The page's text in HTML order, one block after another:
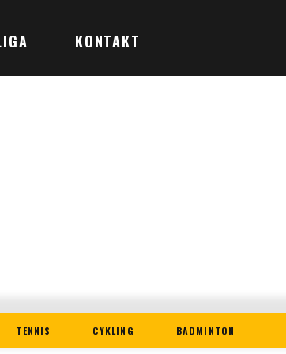
KONTAKT
TENNIS CYKLING BADMINTON